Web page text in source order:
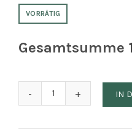
VORRÄTIG
Gesamtsumme
IN